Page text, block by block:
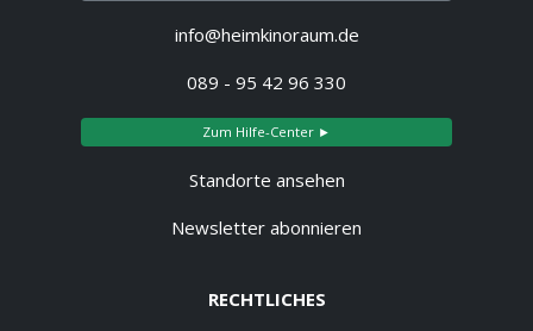
info@heimkinoraum.de
089 - 95 42 96 330
Zum Hilfe-Center ►
Standorte ansehen
Newsletter abonnieren
RECHTLICHES